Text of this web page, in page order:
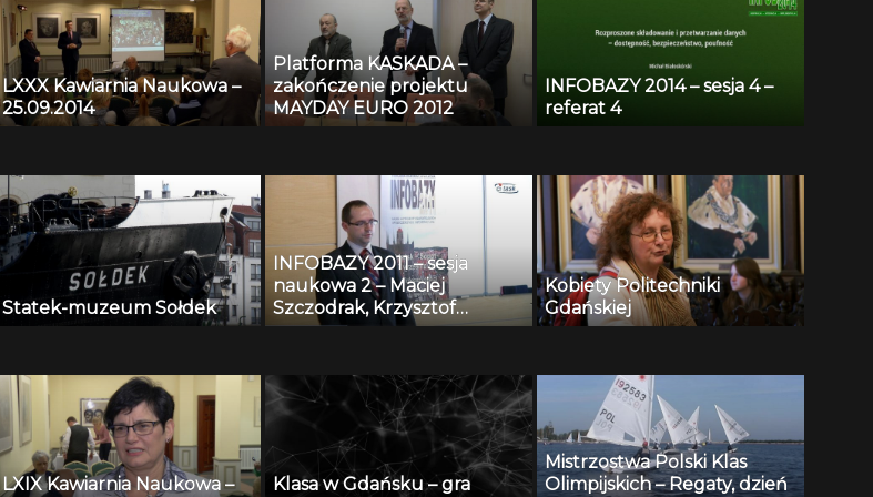
LXXX Kawiarnia Naukowa –
25.09.2014
Platforma KASKADA –
zakończenie projektu
MAYDAY EURO 2012
INFOBAZY 2014 – sesja 4 –
referat 4
Statek-muzeum Sołdek
INFOBAZY 2011 – sesja
naukowa 2 – Maciej
Szczodrak, Krzysztof
Kopaczewski, Andrzej
Krawczyk – Repozytorium
nagrań testowych i
algorytmy wspomagania
systemów monitoringu
przestrzeni publicznej
Kobiety Politechniki
Gdańskiej
LXIX Kawiarnia Naukowa –
Klasa w Gdańsku – gra
Mistrzostwa Polski Klas
Olimpijskich – Regaty, dzień